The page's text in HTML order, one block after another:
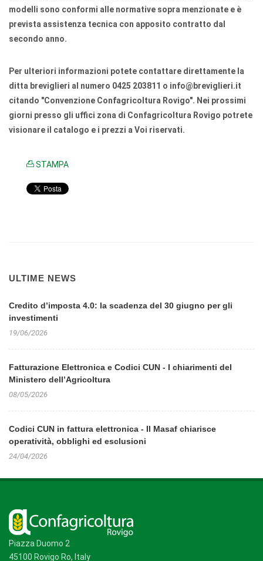
modelli sono conformi alle normative sopra menzionate e è
prevista assistenza tecnica con apposito contratto dal
secondo anno.
Per ulteriori informazioni potete contattare direttamente la
ditta breviglieri al numero 0425 203811 o info@breviglieri.it
citando "Convenzione Confagricoltura Rovigo". Nei prossimi
giorni presso gli uffici zona di Confagricoltura Rovigo potrete
visionare il catalogo e i prezzi a Voi riservati.
STAMPA
ULTIME NEWS
Credito d’imposta 4.0: la scadenza del 30 giugno per gli
investimenti
19/06/2026
Fatturazione Elettronica e Codici CUN - I chiarimenti del
Ministero dell’Agricoltura
08/05/2026
Codici CUN in fattura elettronica - Il Masaf chiarisce
operatività, obblighi ed esclusioni
24/04/2026
Piazza Duomo 2
45100 Rovigo Ro, Italy